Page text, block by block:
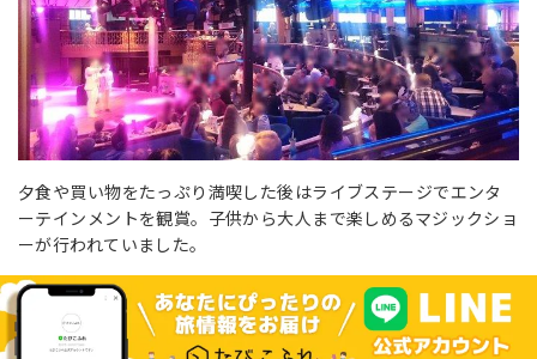
夕食や買い物をたっぷり満喫した後はライブステージでエンタ
ーテインメントを観賞。子供から大人まで楽しめるマジックショ
ーが行われていました。